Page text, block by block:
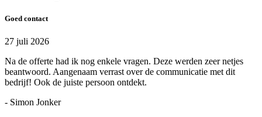
Goed contact
27 juli 2026
Na de offerte had ik nog enkele vragen. Deze werden zeer netjes
beantwoord. Aangenaam verrast over de communicatie met dit
bedrijf! Ook de juiste persoon ontdekt.
- Simon Jonker